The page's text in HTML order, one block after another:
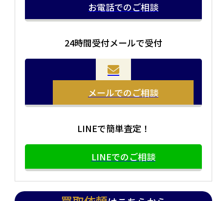
お電話でのご相談
24時間受付メールで受付
メールでのご相談
LINEで簡単査定！
LINEでのご相談